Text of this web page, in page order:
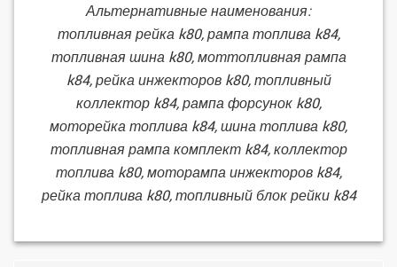
Альтернативные наименования:
топливная рейка k80, рампа топлива k84,
топливная шина k80, моттопливная рампа
k84, рейка инжекторов k80, топливный
коллектор k84, рампа форсунок k80,
моторейка топлива k84, шина топлива k80,
топливная рампа комплект k84, коллектор
топлива k80, моторампа инжекторов k84,
рейка топлива k80, топливный блок рейки k84